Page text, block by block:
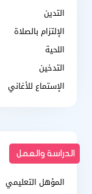
التدين
الإلتزام بالصلاة
اللحية
التدخين
الإستماع للأغاني
الدراسة والعمل
المؤهل التعليمي